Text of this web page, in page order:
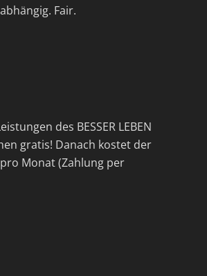
Fair.
des BESSER LEBEN
gratis! Danach kostet der
Monat (Zahlung per